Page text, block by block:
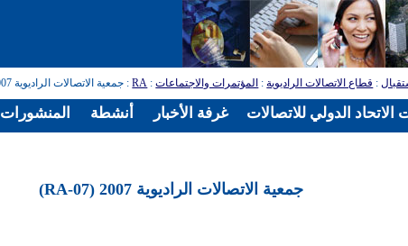
: قطاع الاتصالات الراديوية: المؤتمرات والاجتماعات:
RA: جمعية الاتصالات الراديوية 2007 (RA-07)
جمعية الاتصالات الراديوية 2007 (RA-07)
المنشورات أنشطة غرفة الأخبار الدولي للاتصالات